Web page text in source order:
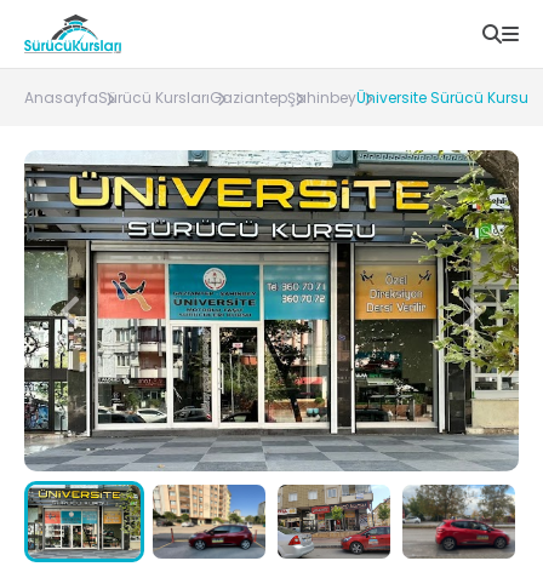
AnasayfaSürücü KurslarıGaziantepŞahinbeyÜniversite Sürücü Kursu